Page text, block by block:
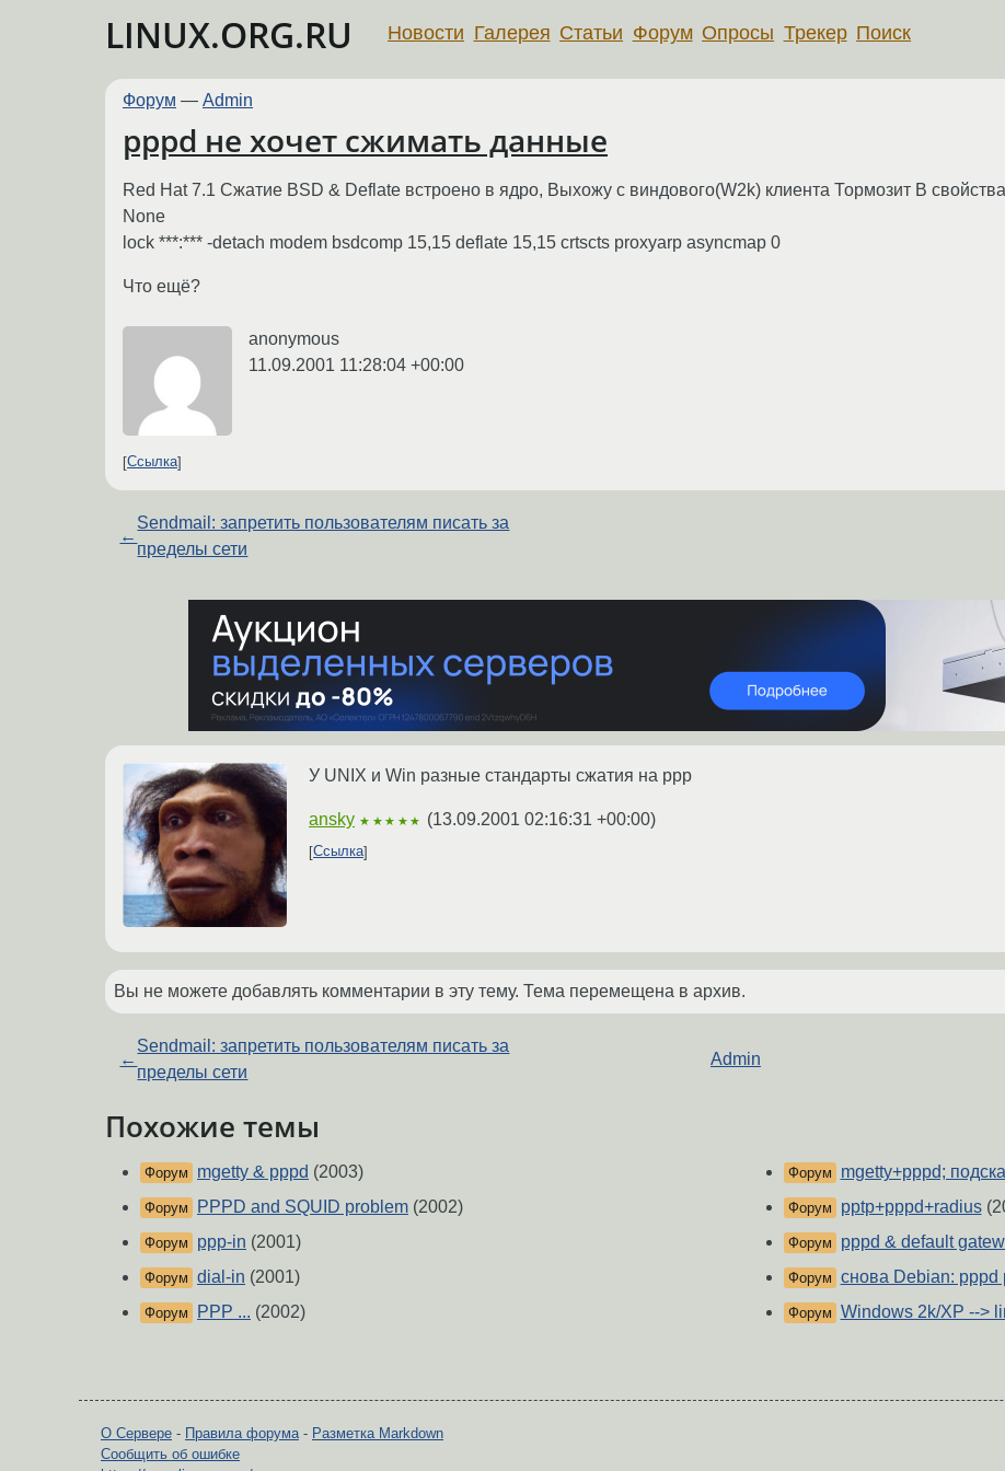
LINUX.ORG.RU Новости Галерея Статьи Форум Опросы Трекер Поиск
Форум — Admin
pppd не хочет сжимать данные
Red Hat 7.1 Сжатие BSD & Deflate встроено в ядро, Выхожу с виндового(W2k) клиента Тормозит В
None
lock ***:*** -detach modem bsdcomp 15,15 deflate 15,15 crtscts proxyarp asyncmap 0
Что ещё?
anonymous
11.09.2001 11:28:04 +00:00
Ссылка
←
Sendmail: запретить пользователям писать за
пределы сети
У UNIX и Win разные стандарты сжатия на ppp
ansky ★★★★★ (13.09.2001 02:16:31 +00:00)
Ссылка
Вы не можете добавлять комментарии в эту тему. Тема перемещена в архив.
←
Sendmail: запретить пользователям писать за
пределы сети
Admin
Похожие темы
Форум mgetty & pppd (2003)
Форум PPPD and SQUID problem (2002)
Форум ppp-in (2001)
Форум dial-in (2001)
Форум PPP ... (2002)
Форум mgetty+pppd;
Форум pptp+pppd+radius
Форум pppd & default
Форум снова Debian: pppd
Форум Windows 2k/XP -->
О Сервере - Правила форума- Разметка Markdown
Сообщить об ошибке